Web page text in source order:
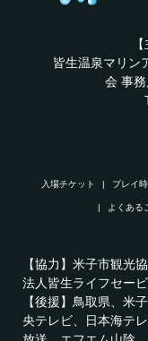
皆生温泉マリン
会 事務
入場チケット プレイ
よくある
【協力】米子市観光
法人皆生ライフセー
【後援】鳥取県、米
央テレビ、日本海テ